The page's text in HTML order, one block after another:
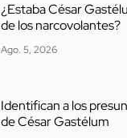
¿Estaba César
de los narcovolantes?
Ago. 5, 2026
Identifican a los
de César Gastélum